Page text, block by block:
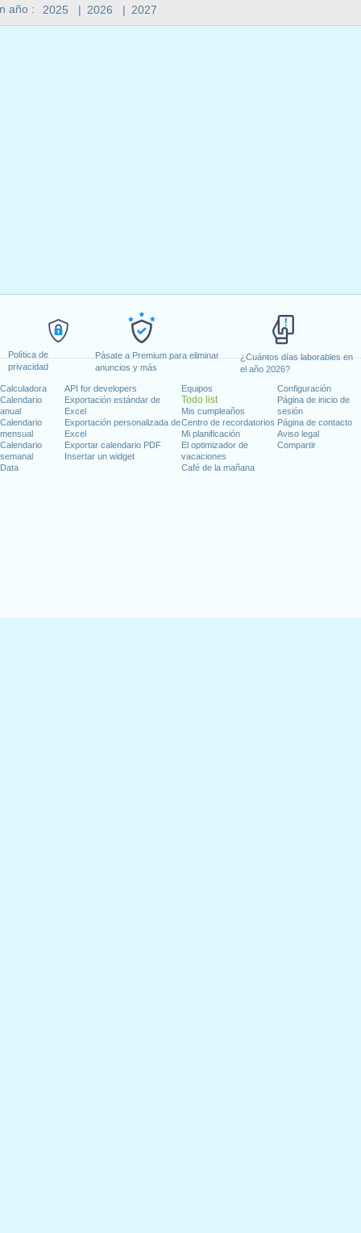
Política de
privacidad
Pásate a Premium para eliminar
anuncios y más
¿Cuántos días laborables en
el año 2026?
Calculadora
Calendario
anual
Calendario
mensual
Calendario
semanal
Data
API for developers
Exportación estándar de
Excel
Exportación personalizada de
Excel
Exportar calendario PDF
Insertar un widget
Equipos
Todo list
Mis cumpleaños
Centro de recordatorios
Mi planificación
El optimizador de
vacaciones
Café de la mañana
Configuración
Página de inicio de
sesión
Página de contacto
Aviso legal
Compartir
año : 2025 | 2026 | 2027